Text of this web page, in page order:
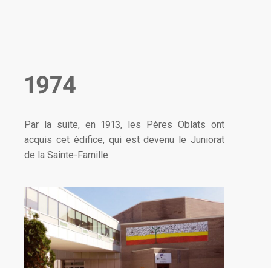
1974
Par la suite, en 1913, les Pères Oblats ont
acquis cet édifice, qui est devenu le Juniorat
de la Sainte-Famille.